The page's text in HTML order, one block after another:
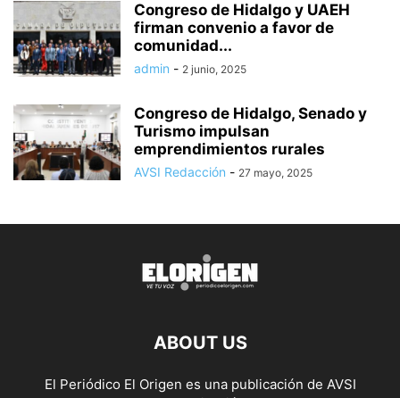
Congreso de Hidalgo y UAEH
firman convenio a favor de
comunidad...
admin - 2 junio, 2025
Congreso de Hidalgo, Senado y
Turismo impulsan
emprendimientos rurales
AVSI Redacción - 27 mayo, 2025
ABOUT US
El Periódico El Origen es una publicación de AVSI